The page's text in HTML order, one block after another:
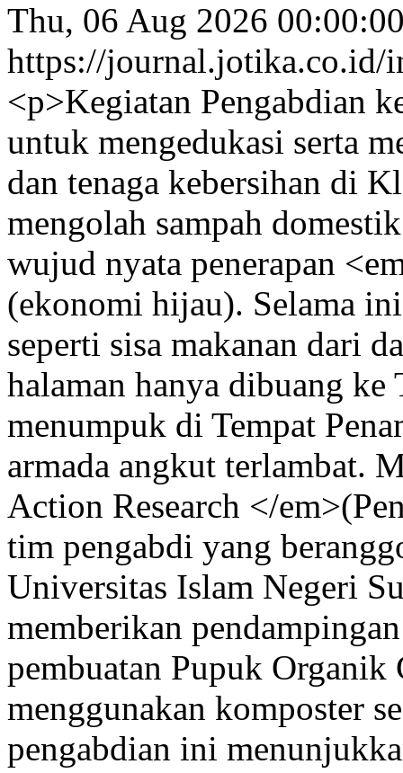
Thu, 06 Aug 2026
https://journal.jotika.co.id/
<p>Kegiatan Pengabdian
untuk mengedukasi serta
dan tenaga kebersihan di
mengolah sampah
wujud nyata penerapan
(ekonomi hijau). Selama
seperti sisa makanan dari
halaman hanya dibuang ke
menumpuk di Tempat
armada angkut terlambat.
Action Research </
tim pengabdi yang
Universitas Islam Negeri
memberikan
pembuatan Pupuk Organik
menggunakan komposter
pengabdian ini